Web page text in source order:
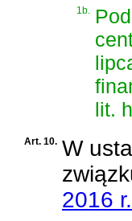
1b.
lit.
Art. 10. W
2016